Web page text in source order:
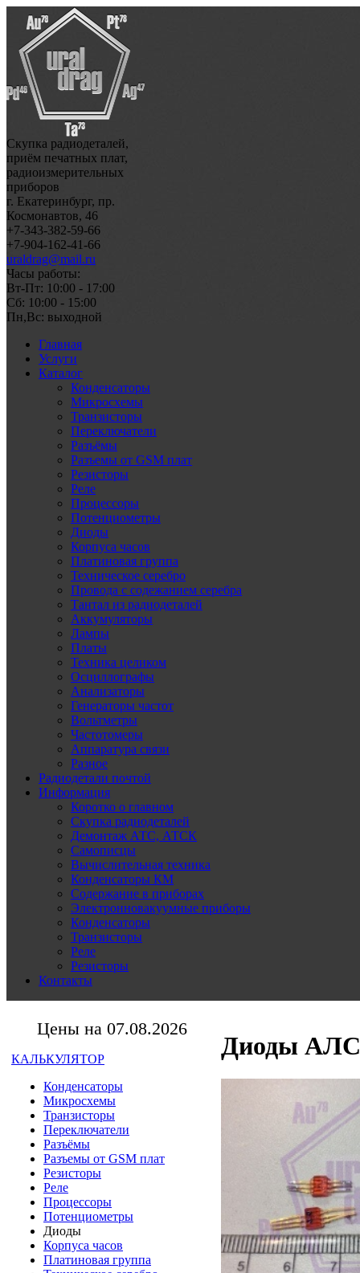
Скупка радиодеталей,
приём печатных плат,
радиоизмерительных
приборов
г. Екатеринбург, пр.
Космонавтов, 46
+7-343-382-59-66
+7-904-162-41-66
uraldrag@mail.ru
Часы работы:
Вт-Пт: 10:00 - 17:00
Сб: 10:00 - 15:00
Пн,Вс: выходной
Главная
Услуги
Каталог
Конденсаторы
Микросхемы
Транзисторы
Переключатели
Разъёмы
Разъемы от GSM плат
Резисторы
Реле
Процессоры
Потенциометры
Диоды
Корпуса часов
Платиновая группа
Техническое серебро
Провода с содежанием серебра
Тантал из радиодеталей
Аккумуляторы
Лампы
Платы
Техника целиком
Осциллографы
Анализаторы
Генераторы частот
Вольтметры
Частотомеры
Аппаратура связи
Разное
Радиодетали почтой
Информация
Коротко о главном
Скупка радиодеталей
Демонтаж АТС, АТСК
Самописцы
Вычислительная техника
Конденсаторы КМ
Содержание в приборах
Электронновакуумные приборы
Конденсаторы
Транзисторы
Реле
Резисторы
Контакты
Цены на 07.08.2026
КАЛЬКУЛЯТОР
Конденсаторы
Микросхемы
Транзисторы
Переключатели
Разъёмы
Разъемы от GSM плат
Резисторы
Реле
Процессоры
Потенциометры
Диоды
Корпуса часов
Платиновая группа
Диоды АЛС